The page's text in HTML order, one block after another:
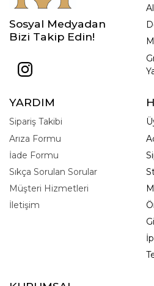
Sosyal Medyadan
Bizi Takip Edin!
YARDIM
Sipariş Takibi
Arıza Formu
İade Formu
Sıkça Sorulan Sorular
Müşteri Hizmetleri
İletişim